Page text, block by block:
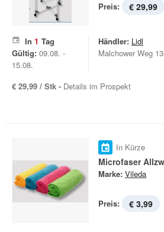
Preis: € 29,99
In 1 Tag
Gültig: 09.08. -
15.08.
Händler: Lidl
Malchower Weg
€ 29,99 / Stk - Details im Prospekt
In Kürze
Microfaser
Marke: Vileda
Preis: € 3,99